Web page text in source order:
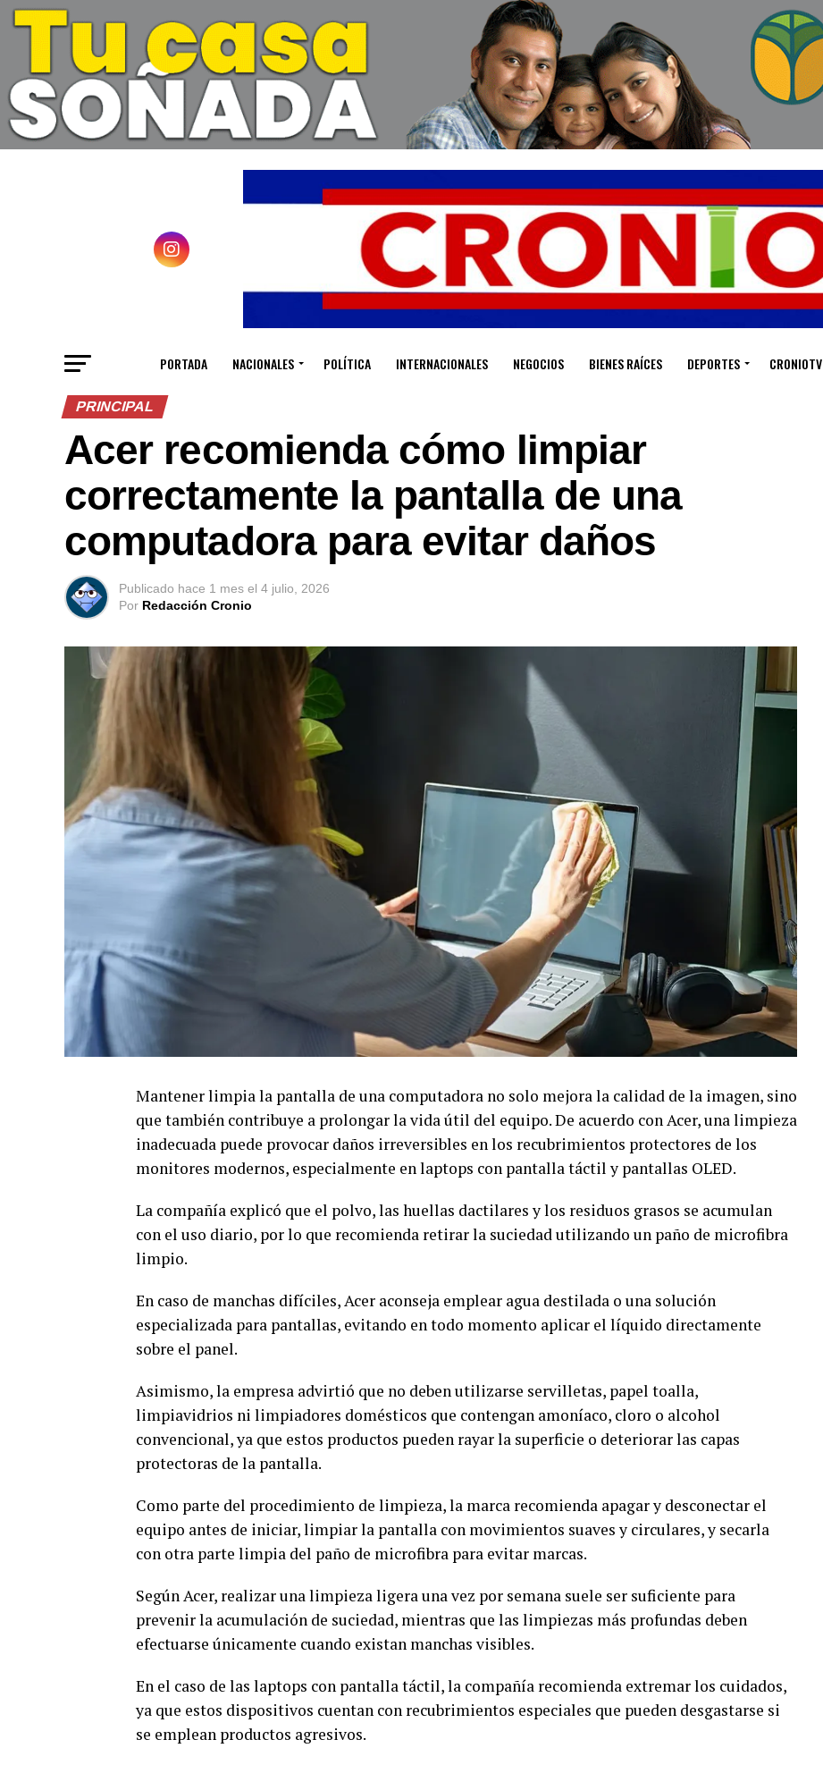
PORTADA NACIONALES POLÍTICA INTERNACIONALES NEGOCIOS BIENES RAÍCES DEPORTES CRONIOTV
PRINCIPAL
Acer recomienda cómo limpiar
correctamente la pantalla de una
computadora para evitar daños
Publicado hace 1 mes el 4 julio, 2026
Por Redacción Cronio
Mantener limpia la pantalla de una computadora no solo mejora la calidad de la imagen, sino
que también contribuye a prolongar la vida útil del equipo. De acuerdo con Acer, una limpieza
inadecuada puede provocar daños irreversibles en los recubrimientos protectores de los
monitores modernos, especialmente en laptops con pantalla táctil y pantallas OLED.
La compañía explicó que el polvo, las huellas dactilares y los residuos grasos se acumulan
con el uso diario, por lo que recomienda retirar la suciedad utilizando un paño de microfibra
limpio.
En caso de manchas difíciles, Acer aconseja emplear agua destilada o una solución
especializada para pantallas, evitando en todo momento aplicar el líquido directamente
sobre el panel.
Asimismo, la empresa advirtió que no deben utilizarse servilletas, papel toalla,
limpiavidrios ni limpiadores domésticos que contengan amoníaco, cloro o alcohol
convencional, ya que estos productos pueden rayar la superficie o deteriorar las capas
protectoras de la pantalla.
Como parte del procedimiento de limpieza, la marca recomienda apagar y desconectar el
equipo antes de iniciar, limpiar la pantalla con movimientos suaves y circulares, y secarla
con otra parte limpia del paño de microfibra para evitar marcas.
Según Acer, realizar una limpieza ligera una vez por semana suele ser suficiente para
prevenir la acumulación de suciedad, mientras que las limpiezas más profundas deben
efectuarse únicamente cuando existan manchas visibles.
En el caso de las laptops con pantalla táctil, la compañía recomienda extremar los cuidados,
ya que estos dispositivos cuentan con recubrimientos especiales que pueden desgastarse si
se emplean productos agresivos.